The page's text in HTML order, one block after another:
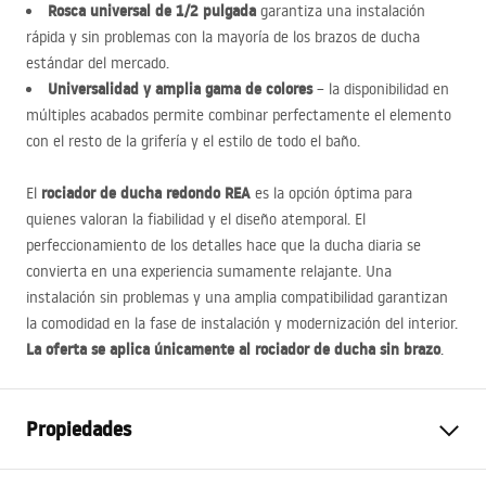
Rosca universal de 1/2 pulgada garantiza una instalación
rápida y sin problemas con la mayoría de los brazos de ducha
estándar del mercado.
Universalidad y amplia gama de colores– la disponibilidad en
múltiples acabados permite combinar perfectamente el elemento
con el resto de la grifería y el estilo de todo el baño.
El rociador de ducha redondo REA es la opción óptima para
quienes valoran la fiabilidad y el diseño atemporal. El
perfeccionamiento de los detalles hace que la ducha diaria se
convierta en una experiencia sumamente relajante. Una
instalación sin problemas y una amplia compatibilidad garantizan
la comodidad en la fase de instalación y modernización del interior.
La oferta se aplica únicamente al rociador de ducha sin brazo.
Propiedades